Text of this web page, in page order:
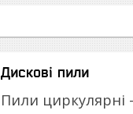
Дискові пили
Пили циркулярні